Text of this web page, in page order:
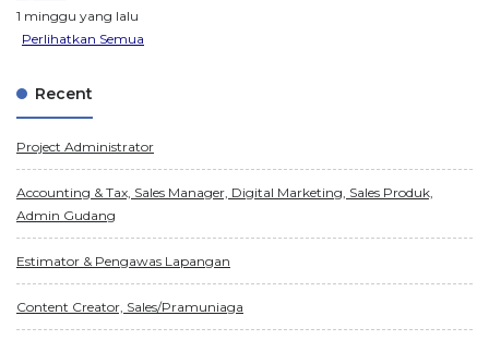
1 minggu yang lalu
Perlihatkan Semua
Recent
Project Administrator
Accounting & Tax, Sales Manager, Digital Marketing, Sales Produk,
Admin Gudang
Estimator & Pengawas Lapangan
Content Creator, Sales/Pramuniaga